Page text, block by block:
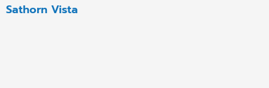
Sathorn Vista